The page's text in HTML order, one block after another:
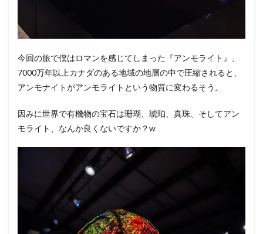
今回の旅で僕はロマンを感じてしまった『アンモライト』、
7000万年以上カナダのある地域の地層の中で圧縮されると、
アンモナイトがアンモライトという物質に変わるそう。
因みに世界で有機物の宝石は珊瑚、琥珀、真珠、そしてアン
モライト、なんか良くないですか？w